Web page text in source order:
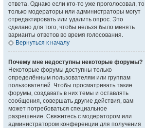
ответа. Однако если кто-то уже проголосовал, то
только модераторы или администраторы могут
отредактировать или удалить опрос. Это
сделано для того, чтобы нельзя было менять
варианты ответов во время голосования.
Вернуться к началу
Почему мне недоступны некоторые форумы?
Некоторые форумы доступны только
определённым пользователям или группам
пользователей. Чтобы просматривать такие
форумы, создавать в них темы и оставлять
сообщения, совершать другие действия, вам
может потребоваться специальное
разрешение. Свяжитесь с модератором или
администратором конференции для получения